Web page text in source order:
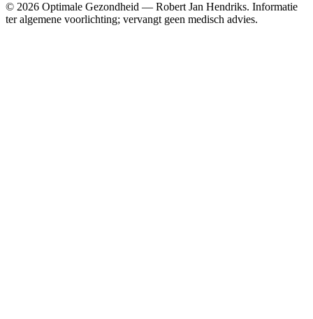
© 2026 Optimale Gezondheid — Robert Jan Hendriks. Informatie
ter algemene voorlichting; vervangt geen medisch advies.